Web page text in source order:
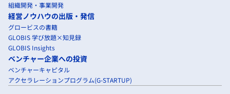
組織開発・事業開発
経営ノウハウの出版・発信
グロービスの書籍
GLOBIS 学び放題×知見録
GLOBIS Insights
ベンチャー企業への投資
ベンチャーキャピタル
アクセラレーションプログラム(G-STARTUP)